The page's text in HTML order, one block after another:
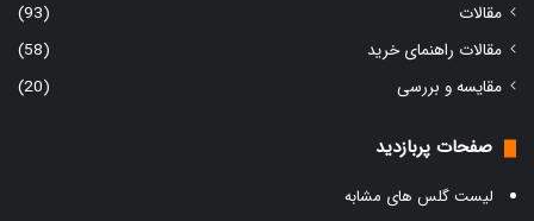
مقالات
(93)
مقالات راهنمای خرید
(58)
مقایسه و بررسی
(20)
صفحات پربازدید
لیست گلس های مشابه